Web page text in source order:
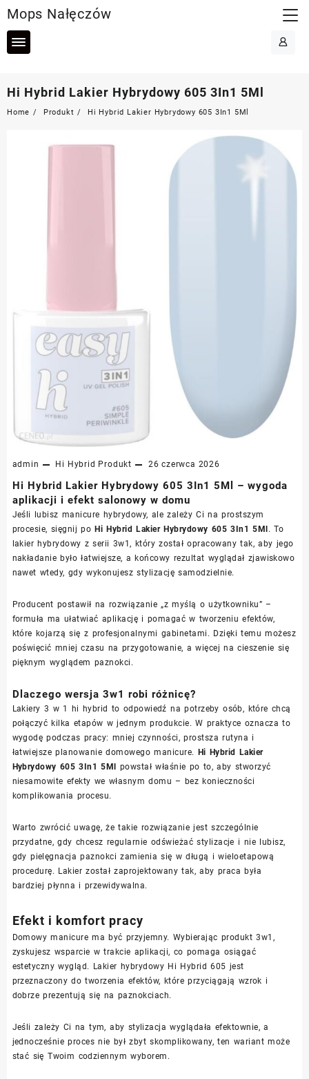
to
content
Mops Nałęczów
Hi Hybrid Lakier Hybrydowy 605 3In1 5Ml
Home Produkt Hi Hybrid Lakier Hybrydowy 605 3In1 5Ml
admin Hi Hybrid Produkt 26 czerwca 2026
Hi Hybrid Lakier Hybrydowy 605 3In1 5Ml – wygoda
aplikacji i efekt salonowy w domu
Jeśli lubisz manicure hybrydowy, ale zależy Ci na prostszym
procesie, sięgnij po Hi Hybrid Lakier Hybrydowy 605 3In1 5Ml . To
lakier hybrydowy z serii 3w1, który został opracowany tak, aby jego
nakładanie było łatwiejsze, a końcowy rezultat wyglądał zjawiskowo
nawet wtedy, gdy wykonujesz stylizację samodzielnie.
Producent postawił na rozwiązanie „z myślą o użytkowniku” –
formuła ma ułatwiać aplikację i pomagać w tworzeniu efektów,
które kojarzą się z profesjonalnymi gabinetami. Dzięki temu możesz
poświęcić mniej czasu na przygotowanie, a więcej na cieszenie się
pięknym wyglądem paznokci.
Dlaczego wersja 3w1 robi różnicę?
Lakiery 3 w 1 hi hybrid to odpowiedź na potrzeby osób, które chcą
połączyć kilka etapów w jednym produkcie. W praktyce oznacza to
wygodę podczas pracy: mniej czynności, prostsza rutyna i
łatwiejsze planowanie domowego manicure.
Hi Hybrid Lakier
Hybrydowy 605 3In1 5Ml
powstał właśnie po to, aby stworzyć
niesamowite efekty we własnym domu – bez konieczności
komplikowania procesu.
Warto zwrócić uwagę, że takie rozwiązanie jest szczególnie
przydatne, gdy chcesz regularnie odświeżać stylizacje i nie lubisz,
gdy pielęgnacja paznokci zamienia się w długą i wieloetapową
procedurę. Lakier został zaprojektowany tak, aby praca była
bardziej płynna i przewidywalna.
Efekt i komfort pracy
Domowy manicure ma być przyjemny. Wybierając produkt 3w1,
zyskujesz wsparcie w trakcie aplikacji, co pomaga osiągać
estetyczny wygląd. Lakier hybrydowy Hi Hybrid 605 jest
przeznaczony do tworzenia efektów, które przyciągają wzrok i
dobrze prezentują się na paznokciach.
Jeśli zależy Ci na tym, aby stylizacja wyglądała efektownie, a
jednocześnie proces nie był zbyt skomplikowany, ten wariant może
stać się Twoim codziennym wyborem.